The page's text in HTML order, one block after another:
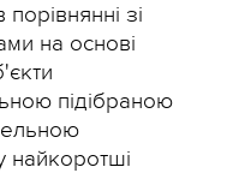
зі
на основі
підібраною
найкоротші